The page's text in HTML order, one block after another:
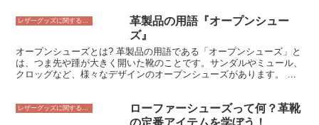
もしれませんが、フランスやスペインでは夏によく履かれる履物で
す。近年では、ファッションアイテムとしても注目されるようにな
り、日本でも知名度が高まっています。 エスパドリーユは、その軽
さと通気性の良さから、夏にぴったりの履物です。また、その素朴な
デザインは、どんな服装にも合わせやすいという特徴もあります。さ
らに、エスパドリーユは比較的安価なことも魅力のひとつです。
革製品の用語『オープンシュー
ズ』
オープンシューズとは? 革製品の用語である「オープンシューズ」と
は、つま先や踵が大きく開いた靴のことです。サンダルやミュール、
クロッグなど、様々なデザインのオープンシューズがあります。 オ
足に近い感覚で履くことができるため、開放感があります。 オープ
ローファーシューズって何？革靴
の定番アイテムを学ぼう！